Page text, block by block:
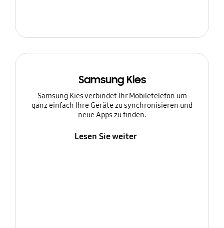
Samsung Kies
Samsung Kies verbindet Ihr Mobiletelefon um
ganz einfach Ihre Geräte zu synchronisieren und
neue Apps zu finden.
Lesen Sie weiter